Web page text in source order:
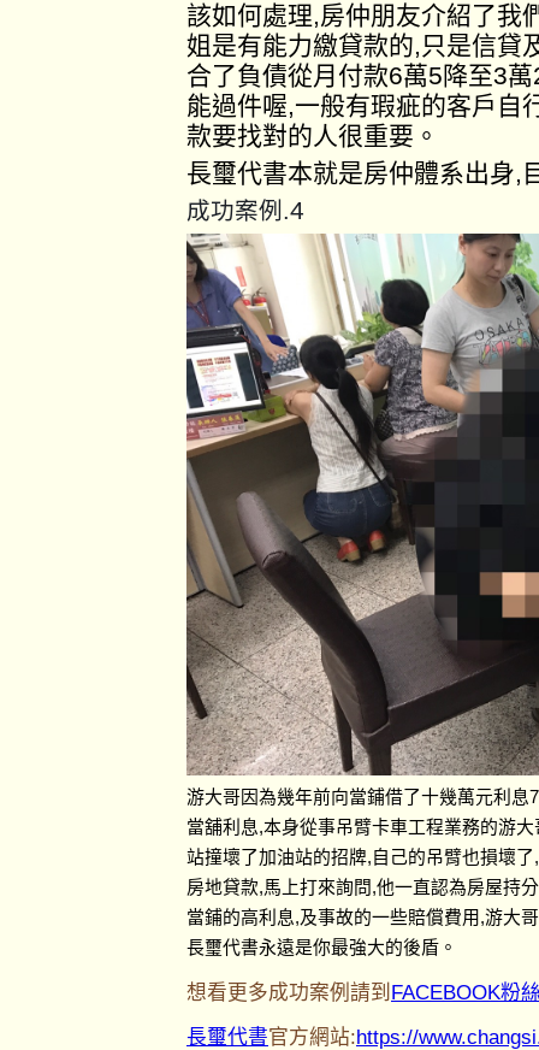
該如何處理,房仲朋友介紹了我
姐是有能力繳貸款的,只是信貸
合了負債從月付款6萬5降至3
能過件喔,一般有瑕疵的客戶自
款要找對的人很重要。
長璽代書本就是房仲體系出身,
成功案例.4
游大哥因為幾年前向當鋪借了十幾萬元利
當舖利息,本身從事吊臂卡車工程業務的游
站撞壞了加油站的招牌,自己的吊臂也損壞
房地貸款,馬上打來詢問,他一直認為房屋持
當鋪的高利息,及事故的一些賠償費用,游大
長璽代書永遠是你最強大的後盾。
想看更多成功案例請到 FACEBOOK粉
長璽代書官方網站:https://